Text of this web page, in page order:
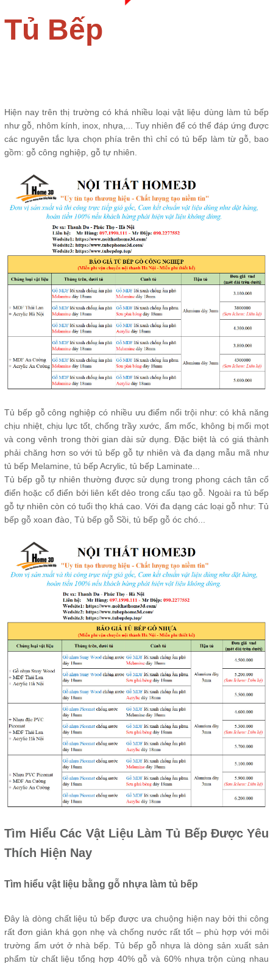
Tủ Bếp
Hiện nay trên thị trường có khá nhiều loại vật liệu dùng làm tủ bếp
như gỗ, nhôm kính, inox, nhựa,... Tuy nhiên để có thể đáp ứng được
các nguyên tắc lựa chọn phía trên thì chỉ có tủ bếp làm từ gỗ, bao
gồm: gỗ công nghiệp, gỗ tự nhiên.
Tủ bếp gỗ công nghiệp có nhiều ưu điểm nổi trội như: có khả năng
chịu nhiệt, chịu lực tốt, chống trầy xước, ẩm mốc, không bị mối mọt
và cong vênh trong thời gian dài sử dụng. Đặc biệt là có giá thành
phải chăng hơn so với tủ bếp gỗ tự nhiên và đa dạng mẫu mã như
tủ bếp Melamine, tủ bếp Acrylic, tủ bếp Laminate...
Tủ bếp gỗ tự nhiên thường được sử dụng trong phong cách tân cổ
điển hoặc cổ điển bởi liên kết dẻo trong cấu tạo gỗ. Ngoài ra tủ bếp
gỗ tự nhiên còn có tuổi thọ khá cao. Với đa dạng các loại gỗ như: Tủ
bếp gỗ xoan đào, Tủ bếp gỗ Sồi, tủ bếp gỗ óc chó...
Tìm Hiểu Các Vật Liệu Làm Tủ Bếp Được Yêu
Thích Hiện Nay
Tìm hiểu vật liệu bằng gỗ nhựa làm tủ bếp
Đây là dòng chất liệu tủ bếp được ưa chuộng hiện nay bởi thi công
rất đơn giản khá gọn nhẹ và chống nước rất tốt – phù hợp với môi
trường ẩm ướt ở nhà bếp. Tủ bếp gỗ nhựa là dòng sản xuất sản
phẩm từ chất liệu tổng hợp 40% gỗ và 60% nhựa trộn cùng nhau